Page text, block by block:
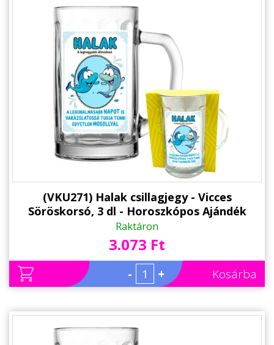
(VKU271) Halak csillagjegy - Vicces
Söröskorsó, 3 dl - Horoszkópos Ajándék
Szülinapra
Raktáron
3.073 Ft
- + Kosárba